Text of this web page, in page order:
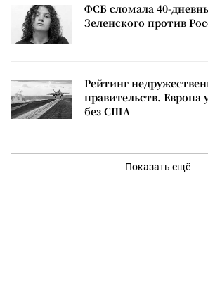
ФСБ сломала 40-
Зеленского против
Рейтинг
правительств. Европа
без США
Показать ещё